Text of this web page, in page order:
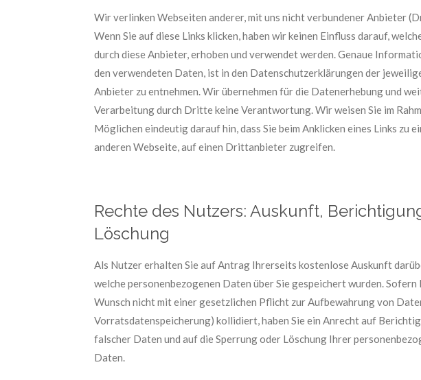
Wir verlinken Webseiten anderer, mit uns nicht verbundener Anbieter
Wenn Sie auf diese Links klicken, haben wir keinen Einfluss darauf,
durch diese Anbieter, erhoben und verwendet werden. Genaue
den verwendeten Daten, ist in den Datenschutzerklärungen der
Anbieter zu entnehmen. Wir übernehmen für die Datenerhebung und
Verarbeitung durch Dritte keine Verantwortung. Wir weisen Sie im
Möglichen eindeutig darauf hin, dass Sie beim Anklicken eines Links zu
anderen Webseite, auf einen Drittanbieter zugreifen.
Rechte des Nutzers: Auskunft,
Löschung
Als Nutzer erhalten Sie auf Antrag Ihrerseits kostenlose Auskunft
welche personenbezogenen Daten über Sie gespeichert wurden. Sofern
Wunsch nicht mit einer gesetzlichen Pflicht zur Aufbewahrung von
Vorratsdatenspeicherung) kollidiert, haben Sie ein Anrecht auf
falscher Daten und auf die Sperrung oder Löschung Ihrer
Daten.